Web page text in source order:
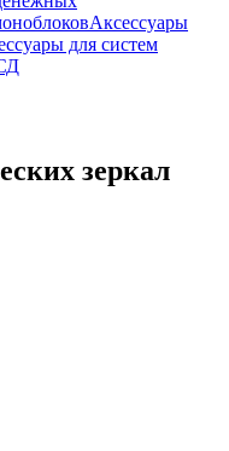
Аксессуары
для систем
зеркал